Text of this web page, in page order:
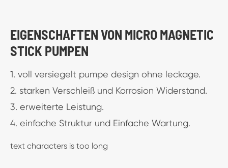
EIGENSCHAFTEN VON MICRO MAGNETIC
STICK PUMPEN
1. voll versiegelt pumpe design ohne leckage.
2. starken Verschleiß und Korrosion Widerstand.
3. erweiterte Leistung.
4. einfache Struktur und Einfache Wartung.
text characters is too long